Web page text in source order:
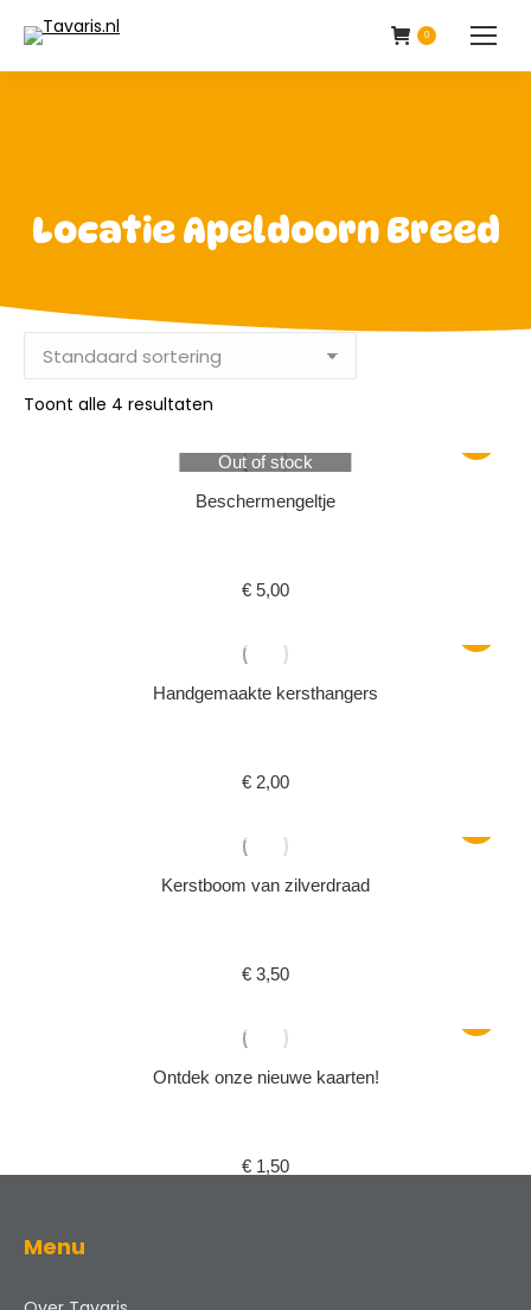
0
Locatie Apeldoorn Breed
Toont alle 4 resultaten
Out of stock
Beschermengeltje
€ 5,00
Handgemaakte kersthangers
€ 2,00
Kerstboom van zilverdraad
€ 3,50
Ontdek onze nieuwe kaarten!
€ 1,50
Menu